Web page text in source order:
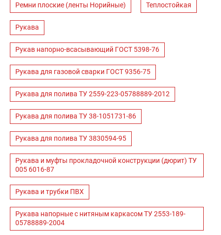
Ремни плоские (ленты Норийные) Теплостойкая
Рукава
Рукав напорно-всасывающий ГОСТ 5398-76
Рукава для газовой сварки ГОСТ 9356-75
Рукава для полива ТУ 2559-223-05788889-2012
Рукава для полива ТУ 38-1051731-86
Рукава для полива ТУ 3830594-95
Рукава и муфты прокладочной конструкции (дюрит) ТУ
005 6016-87
Рукава и трубки ПВХ
Рукава напорные с нитяным каркасом ТУ 2553-189-
05788889-2004